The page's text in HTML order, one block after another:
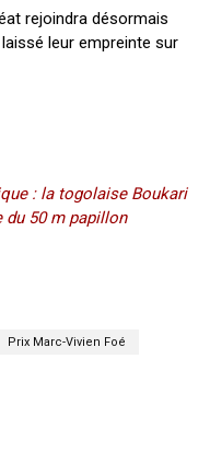
rejoindra désormais
leur empreinte sur
: la togolaise Boukari
du 50 m papillon
Prix Marc-Vivien Foé